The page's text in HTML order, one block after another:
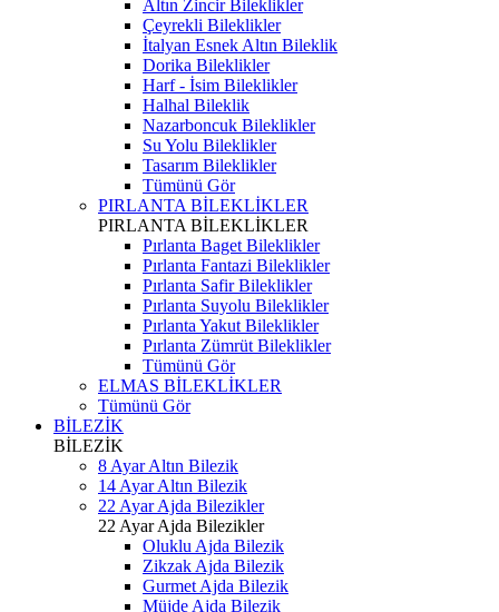
Altın Zincir Bileklikler
Çeyrekli Bileklikler
İtalyan Esnek Altın Bileklik
Dorika Bileklikler
Harf - İsim Bileklikler
Halhal Bileklik
Nazarboncuk Bileklikler
Su Yolu Bileklikler
Tasarım Bileklikler
Tümünü Gör
PIRLANTA BİLEKLİKLER
PIRLANTA BİLEKLİKLER
Pırlanta Baget Bileklikler
Pırlanta Fantazi Bileklikler
Pırlanta Safir Bileklikler
Pırlanta Suyolu Bileklikler
Pırlanta Yakut Bileklikler
Pırlanta Zümrüt Bileklikler
Tümünü Gör
ELMAS BİLEKLİKLER
Tümünü Gör
BİLEZİK
BİLEZİK
8 Ayar Altın Bilezik
14 Ayar Altın Bilezik
22 Ayar Ajda Bilezikler
22 Ayar Ajda Bilezikler
Oluklu Ajda Bilezik
Zikzak Ajda Bilezik
Gurmet Ajda Bilezik
Müjde Ajda Bilezik